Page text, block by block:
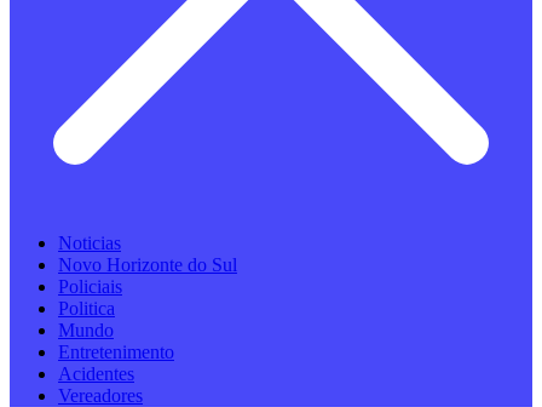
Noticias
Novo Horizonte do Sul
Policiais
Politica
Mundo
Entretenimento
Acidentes
Vereadores